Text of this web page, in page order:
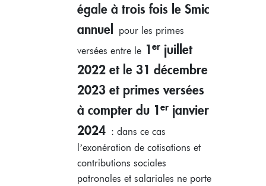
égale à trois fois le Smic
annuel
pour les primes
versées entre le 1er juillet
2022 et le 31 décembre
2023 et primes versées
à compter du 1er janvier
2024 : dans ce cas
l’exonération de cotisations et
contributions sociales
patronales et salariales ne porte